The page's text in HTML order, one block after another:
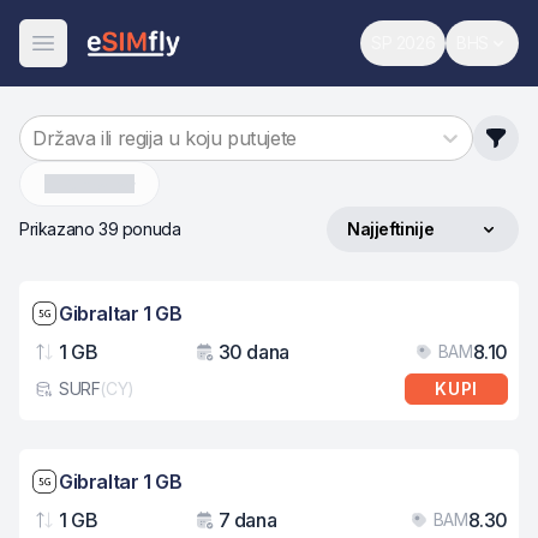
Otvori meni Svjetsko
Država ili regija u koju putujete
Prikazano 39 ponuda Sortiraj po
Najjeftinije
Brzina mreže: 5G
Gibraltar 1 GB
Podaci
1 GB
Važenje
30 dana BAM8.10
Tip eSIM kartice
SURF(CY) KUPI
Brzina mreže: 5G
Gibraltar 1 GB
Podaci
1 GB
Važenje
7 dana BAM8.30